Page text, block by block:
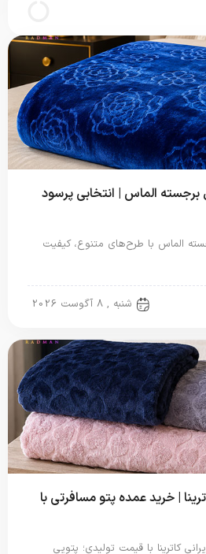
برجسته الماس | انتخابی پرسود
الماس با طرح‌های متنوع، کیفیت
شنبه , 8 آگوست 2026
| خرید عمده پتو مسافرتی با
کاترینا با قیمت تولیدی؛ پتویی